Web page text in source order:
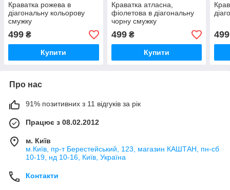
Краватка рожева в
діагональну кольорову
смужку
499 ₴
Купити
Краватка атласна,
фіолетова в діагональну
чорну смужку
499₴
Купити
499
Про нас
91% позитивних з 11 відгуків за рік
Працює з 08.02.2012
м. Київ
м.Київ, пр-т Берестейський, 123, магазин КАШТАН, пн-сб
10-19, нд 10-16, Київ, Україна
Контакти